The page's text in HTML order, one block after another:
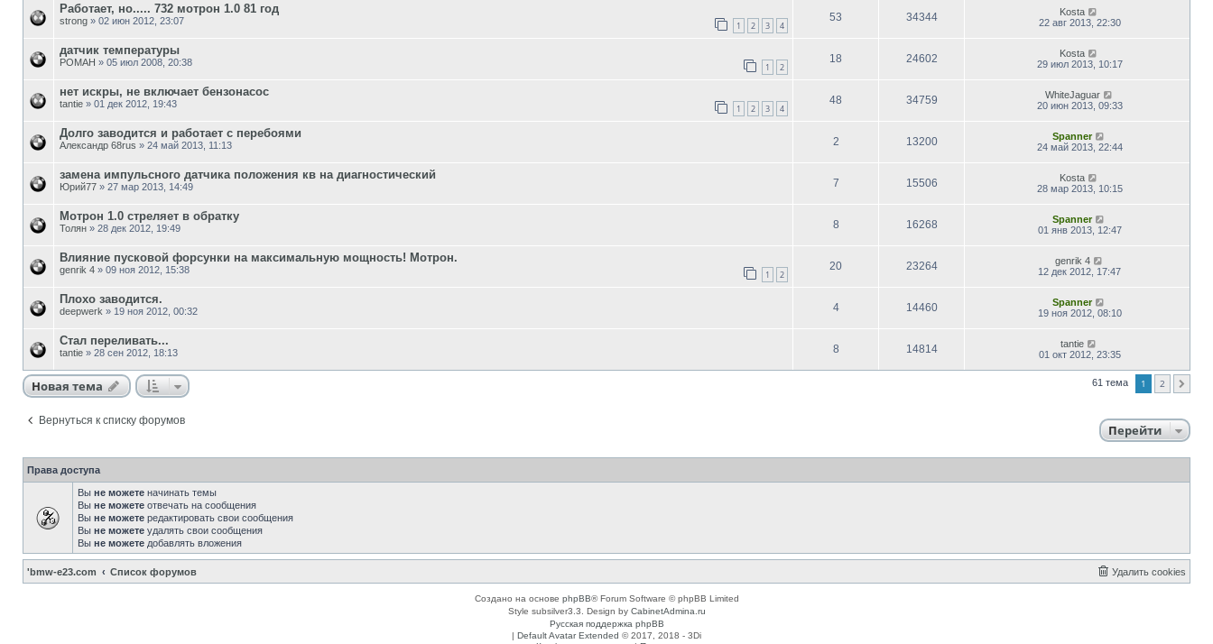
Работает, но..... 732 мотрон 1.0 81 год
strong » 02 июн 2012, 23:07 1 2 3 4
53 34344
Kosta
22 авг 2013, 22:30
датчик температуры
РОМАН » 05 июл 2008, 20:38 1 2
18 24602
Kosta
29 июл 2013, 10:17
нет искры, не включает бензонасос
tantie » 01 дек 2012, 19:43 1 2 3 4
48 34759
WhiteJaguar
20 июн 2013, 09:33
Долго заводится и работает с перебоями
Александр 68rus » 24 май 2013, 11:13 2 13200
Spanner
24 май 2013, 22:44
замена импульсного датчика положения кв на диагностический
Юрий77 » 27 мар 2013, 14:49 7 15506
Kosta
28 мар 2013, 10:15
Мотрон 1.0 стреляет в обратку
Толян » 28 дек 2012, 19:49 8 16268
Spanner
01 янв 2013, 12:47
Влияние пусковой форсунки на максимальную мощность! Мотрон.
genrik 4 » 09 ноя 2012, 15:38 1 2
20 23264
genrik 4
12 дек 2012, 17:47
Плохо заводится.
deepwerk » 19 ноя 2012, 00:32 4 14460
Spanner
19 ноя 2012, 08:10
Стал переливать...
tantie » 28 сен 2012, 18:13 8 14814
tantie
01 окт 2012, 23:35
Новая тема 61 тема 1 2
Вернуться к списку форумов
Перейти
Права доступа
Вы не можете начинать темы
Вы не можете отвечать на сообщения
Вы не можете редактировать свои сообщения
Вы не можете удалять свои сообщения
Вы не можете добавлять вложения
'bmw-e23.com Список форумов Удалить cookies
Создано на основе phpBB® Forum Software © phpBB Limited
Style subsilver3.3. Design by CabinetAdmina.ru
Русская поддержка phpBB
| Default Avatar Extended © 2017, 2018 - 3Di